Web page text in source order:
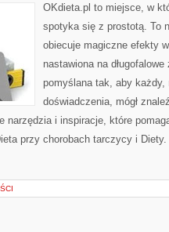
OKdieta.pl to miejsce, w
spotyka się z prostotą. To
obiecuje magiczne efekty
nastawiona na
pomyślana tak, aby każdy,
doświadczenia, mógł
narzędzia i inspiracje, które
przy chorobach tarczycy i